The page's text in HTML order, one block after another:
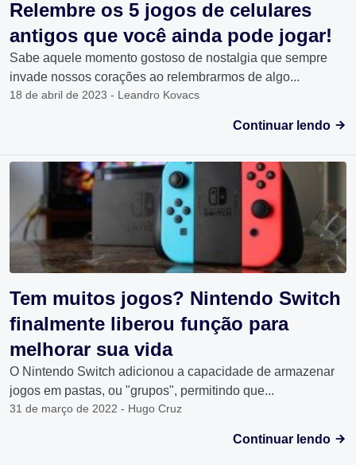
Relembre os 5 jogos de celulares
antigos que você ainda pode jogar!
Sabe aquele momento gostoso de nostalgia que sempre
invade nossos corações ao relembrarmos de algo...
18 de abril de 2023 - Leandro Kovacs
Continuar lendo
Tem muitos jogos? Nintendo Switch
finalmente liberou função para
melhorar sua vida
O Nintendo Switch adicionou a capacidade de armazenar
jogos em pastas, ou "grupos", permitindo que...
31 de março de 2022 - Hugo Cruz
Continuar lendo